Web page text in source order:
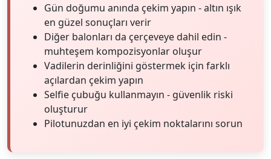
Gün doğumu anında çekim yapın - altın ışık
en güzel sonuçları verir
Diğer balonları da çerçeveye dahil edin -
muhteşem kompozisyonlar oluşur
Vadilerin derinliğini göstermek için farklı
açılardan çekim yapın
Selfie çubuğu kullanmayın - güvenlik riski
oluşturur
Pilotunuzdan en iyi çekim noktalarını sorun